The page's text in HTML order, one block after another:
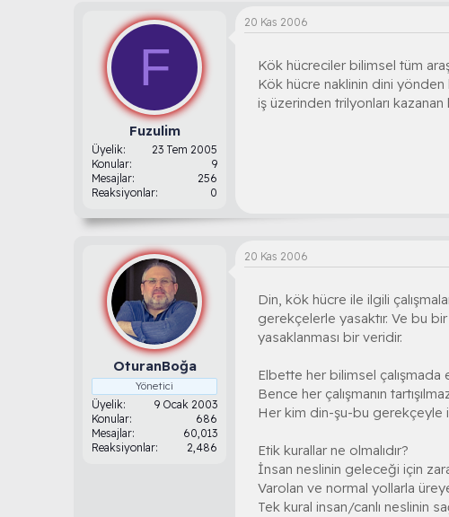
F
Fuzulim
Üyelik
23 Tem 2005
Konular
9
Mesajlar
256
Reaksiyonlar
0
20 Kas 2006
Kök hücreciler bilimsel tüm
Kök hücre naklinin dini yönden
iş üzerinden trilyonları
OturanBoğa
Yönetici
Üyelik
9 Ocak 2003
Konular
686
Mesajlar
60,013
Reaksiyonlar
2,486
20 Kas 2006
Din, kök hücre ile ilgili
gerekçelerle yasaktır. Ve bu
yasaklanması bir veridir.
Elbette her bilimsel çalışmada
Bence her çalışmanın
Her kim din-şu-bu gerekçeyle
Etik kurallar ne olmalıdır?
İnsan neslinin geleceği için
Varolan ve normal yollarla
Tek kural insan/canlı neslinin